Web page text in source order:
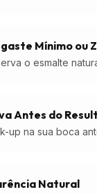
Mínimo ou
o esmalte
Antes do
up na sua boca
Natural